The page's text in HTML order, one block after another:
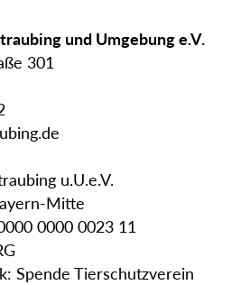
und Umgebung e.V.
301
u.U.e.V.
Mitte
0000 0023 11
Spende Tierschutzverein